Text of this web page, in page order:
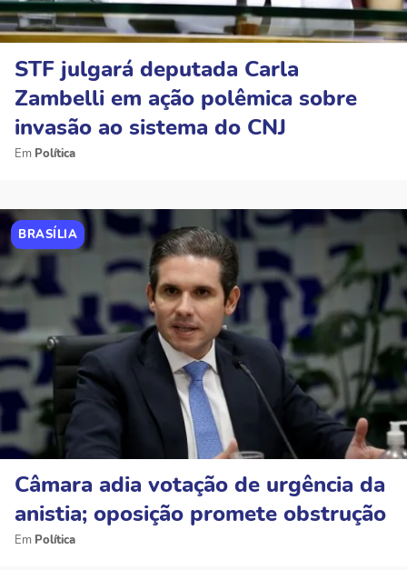
STF julgará deputada Carla
Zambelli em ação polêmica sobre
invasão ao sistema do CNJ
Política
BRASÍLIA
Câmara adia votação de urgência da
anistia; oposição promete obstrução
Política